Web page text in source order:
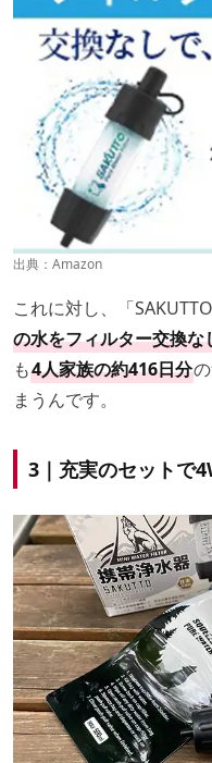
出典： Amazon
これに対し、「
の水をフィルター交換な
も4人家族の約416日分
まうんです。
3｜充実のセットで